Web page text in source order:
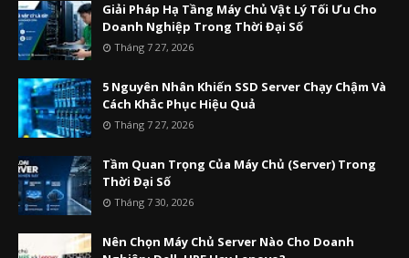
Giải Pháp Hạ Tầng Máy Chủ Vật Lý Tối Ưu Cho
Doanh Nghiệp Trong Thời Đại Số
Tháng 7 27, 2026
5 Nguyên Nhân Khiến SSD Server Chạy Chậm Và
Cách Khắc Phục Hiệu Quả
Tháng 7 27, 2026
Tầm Quan Trọng Của Máy Chủ (Server) Trong
Thời Đại Số
Tháng 7 30, 2026
Nên Chọn Máy Chủ Server Nào Cho Doanh